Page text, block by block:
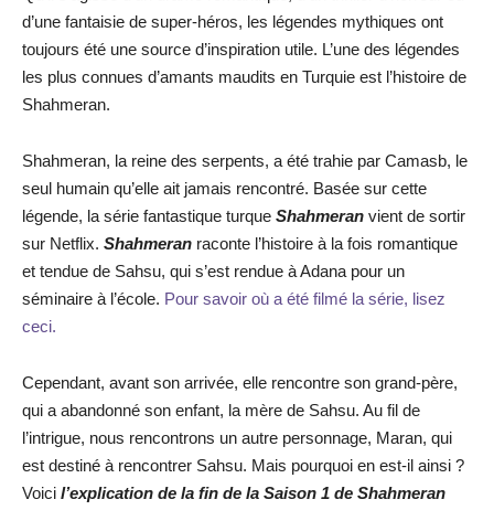
d’une fantaisie de super-héros, les légendes mythiques ont
toujours été une source d’inspiration utile. L’une des légendes
les plus connues d’amants maudits en Turquie est l’histoire de
Shahmeran.
Shahmeran, la reine des serpents, a été trahie par Camasb, le
seul humain qu’elle ait jamais rencontré. Basée sur cette
légende, la série fantastique turque Shahmeran vient de sortir
sur Netflix. Shahmeran raconte l’histoire à la fois romantique
et tendue de Sahsu, qui s’est rendue à Adana pour un
séminaire à l’école. Pour savoir où a été filmé la série, lisez
ceci.
Cependant, avant son arrivée, elle rencontre son grand-père,
qui a abandonné son enfant, la mère de Sahsu. Au fil de
l’intrigue, nous rencontrons un autre personnage, Maran, qui
est destiné à rencontrer Sahsu. Mais pourquoi en est-il ainsi ?
Voici l’explication de la fin de la Saison 1 de Shahmeran